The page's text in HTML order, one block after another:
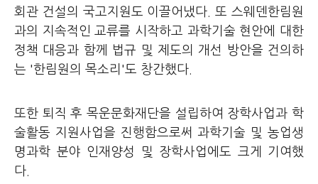
회관 건설의 국고지원도 이끌어냈다. 또 스웨덴한림원
과의 지속적인 교류를 시작하고 과학기술 현안에 대한
정책 대응과 함께 법규 및 제도의 개선 방안을 건의하
는 '한림원의 목소리'도 창간했다.
또한 퇴직 후 목운문화재단을 설립하여 장학사업과 학
술활동 지원사업을 진행함으로써 과학기술 및 농업생
명과학 분야 인재양성 및 장학사업에도 크게 기여했
다.